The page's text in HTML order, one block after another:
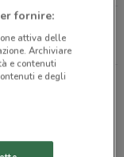
fornire:
attiva delle
Archiviare
e contenuti
e degli